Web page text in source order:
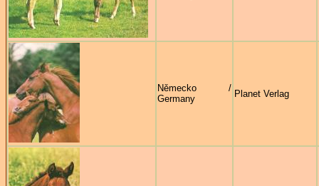
Německo /
Germany
Planet Verlag